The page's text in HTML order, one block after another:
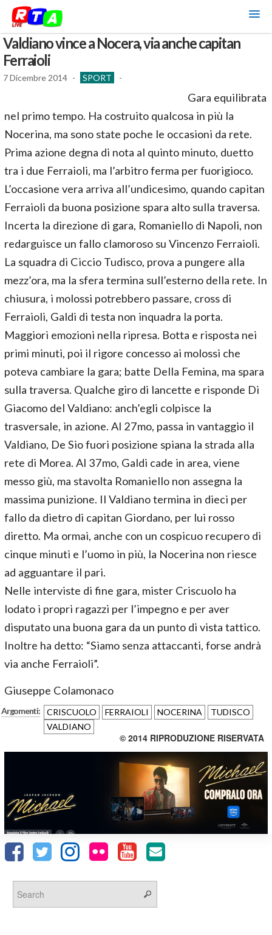
Valdiano vince a Nocera, via anche capitan
Ferraioli
7 Dicembre 2014 - SPORT -
Gara equilibrata
nel primo tempo. Ha costruito qualcosa in più la
Nocerina, ma sono state poche le occasioni da rete.
Prima azione degna di nota al quinto minuto, duetto
tra i due Ferraioli, ma l’arbitro ferma per fuorigioco.
L’occasione vera arriva all’undicesimo, quando capitan
Ferraioli da buona posizione spara alto sulla traversa.
Incerta la direzione di gara, Romaniello di Napoli, non
redarguisce un fallo clamoroso su Vincenzo Ferraioli.
La squadra di Ciccio Tudisco, prova a pungere alla
mezz’ora, ma la sfera termina sull’esterno della rete. In
chiusura, i molossi potrebbero passare, cross di
Ferraioli, Galdi di testa non inquadra la porta.
Maggiori emozioni nella ripresa. Botta e risposta nei
primi minuti, poi il rigore concesso ai molossi che
poteva cambiare la gara; batte Della Femina, ma spara
sulla traversa. Qualche giro di lancette e risponde Di
Giacomo del Valdiano: anch’egli colpisce la
trasversale, in azione. Al 27mo, passa in vantaggio il
Valdiano, De Sio fuori posizione spiana la strada alla
rete di Morea. Al 37mo, Galdi cade in area, viene
messo giù, ma stavolta Romaniello non assegna la
massima punizione. Il Valdiano termina in dieci per
fallo da dietro di capitan Giordano, per lui rosso
diretto. Ma ormai, anche con un cospicuo recupero di
cinque minuti e l’uomo in più, la Nocerina non riesce
ad agguantare il pari.
Nelle interviste di fine gara, mister Criscuolo ha
lodato i propri ragazzi per l’impegno e per aver
disputato una buona gara da un punto di vista tattico.
Inoltre ha detto: “Siamo senza attaccanti, forse andrà
via anche Ferraioli”.
Giuseppe Colamonaco
Argomenti: CRISCUOLO FERRAIOLI NOCERINA
TUDISCO
VALDIANO
© 2014 RIPRODUZIONE RISERVATA